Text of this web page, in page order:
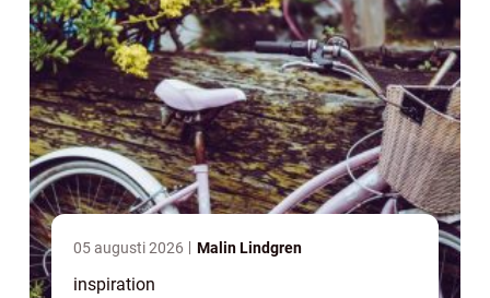
05 augusti 2026 Malin Lindgren
inspiration